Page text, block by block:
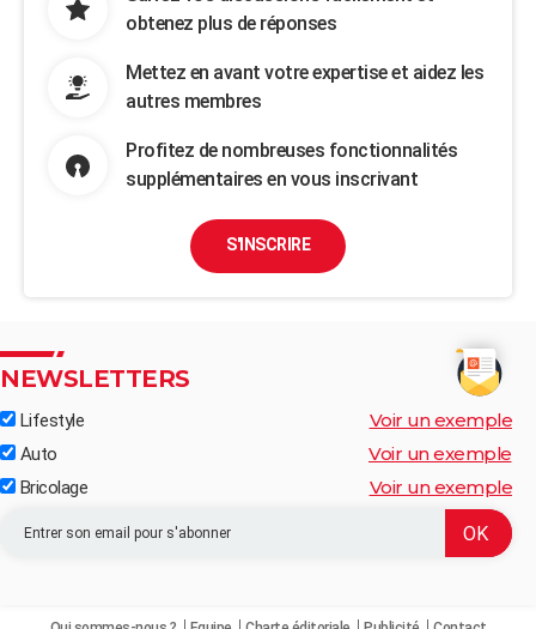
obtenez plus de réponses
Mettez en avant votre expertise et aidez les
autres membres
Profitez de nombreuses fonctionnalités
supplémentaires en vous inscrivant
S'INSCRIRE
NEWSLETTERS
Lifestyle Voir un exemple
Auto Voir un exemple
Bricolage Voir un exemple